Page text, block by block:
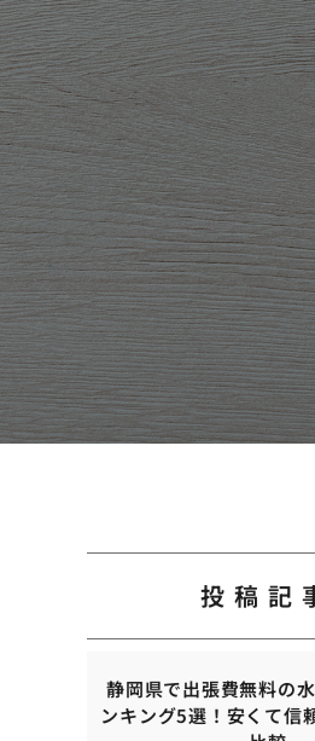
投稿記
静岡県で出張費無料の
ンキング5選！安くて信